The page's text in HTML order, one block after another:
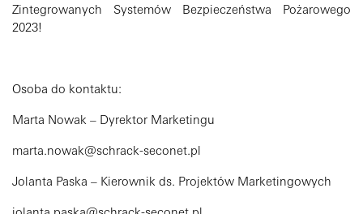
Zintegrowanych Systemów Bezpieczeństwa Pożarowego
2023!
Osoba do kontaktu:
Marta Nowak – Dyrektor Marketingu
marta.nowak@schrack-seconet.pl
Jolanta Paska – Kierownik ds. Projektów Marketingowych